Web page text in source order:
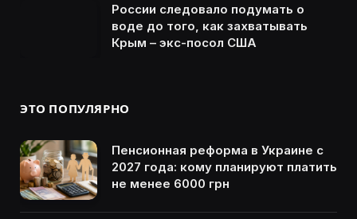
России следовало подумать о
воде до того, как захватывать
Крым – экс-посол США
ЭТО ПОПУЛЯРНО
Пенсионная реформа в Украине с
2027 года: кому планируют платить
не менее 6000 грн